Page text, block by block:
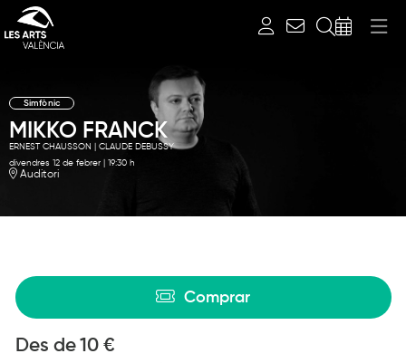
Simfònic
MIKKO FRANCK
ERNEST CHAUSSON | CLAUDE DEBUSSY
divendres 12 de febrer
19:30 h
Auditori
Comprar
Des de Des de
10 €